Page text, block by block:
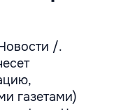
/.
газетами)